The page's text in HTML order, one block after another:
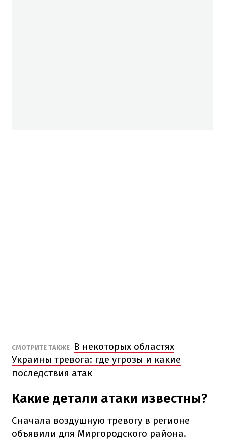
СМОТРИТЕ ТАКЖЕ
В некоторых областях
Украины тревога: где угрозы и какие
последствия атак
Какие детали атаки известны?
Сначала воздушную тревогу в регионе
объявили для Миргородского района.